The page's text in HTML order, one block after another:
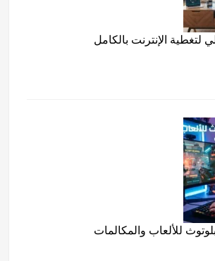
لتغطية الإنترنت بالكامل
للألعاب والمكالمات